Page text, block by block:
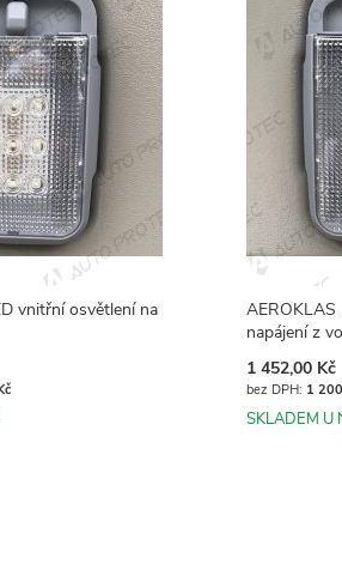
vnitřní osvětlení na
napájení z
1 452,00 Kč
1
SKLADEM U